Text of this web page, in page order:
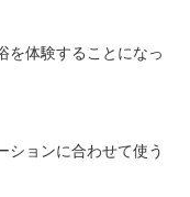
を体験することになっ
ションに合わせて使う